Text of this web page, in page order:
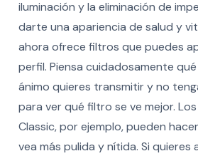
iluminación y la eliminación de
darte una apariencia de salud y
ahora ofrece filtros que puedes
perfil. Piensa cuidadosamente
ánimo quieres transmitir y no
para ver qué filtro se ve mejor.
Classic, por ejemplo, pueden
vea más pulida y nítida. Si quieres